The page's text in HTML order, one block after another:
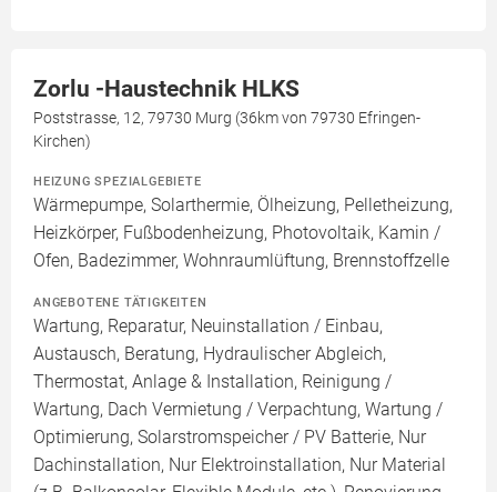
Zorlu -Haustechnik HLKS
Poststrasse, 12, 79730 Murg (36km von 79730 Efringen-
Kirchen)
HEIZUNG SPEZIALGEBIETE
Wärmepumpe, Solarthermie, Ölheizung, Pelletheizung,
Heizkörper, Fußbodenheizung, Photovoltaik, Kamin /
Ofen, Badezimmer, Wohnraumlüftung, Brennstoffzelle
ANGEBOTENE TÄTIGKEITEN
Wartung, Reparatur, Neuinstallation / Einbau,
Austausch, Beratung, Hydraulischer Abgleich,
Thermostat, Anlage & Installation, Reinigung /
Wartung, Dach Vermietung / Verpachtung, Wartung /
Optimierung, Solarstromspeicher / PV Batterie, Nur
Dachinstallation, Nur Elektroinstallation, Nur Material